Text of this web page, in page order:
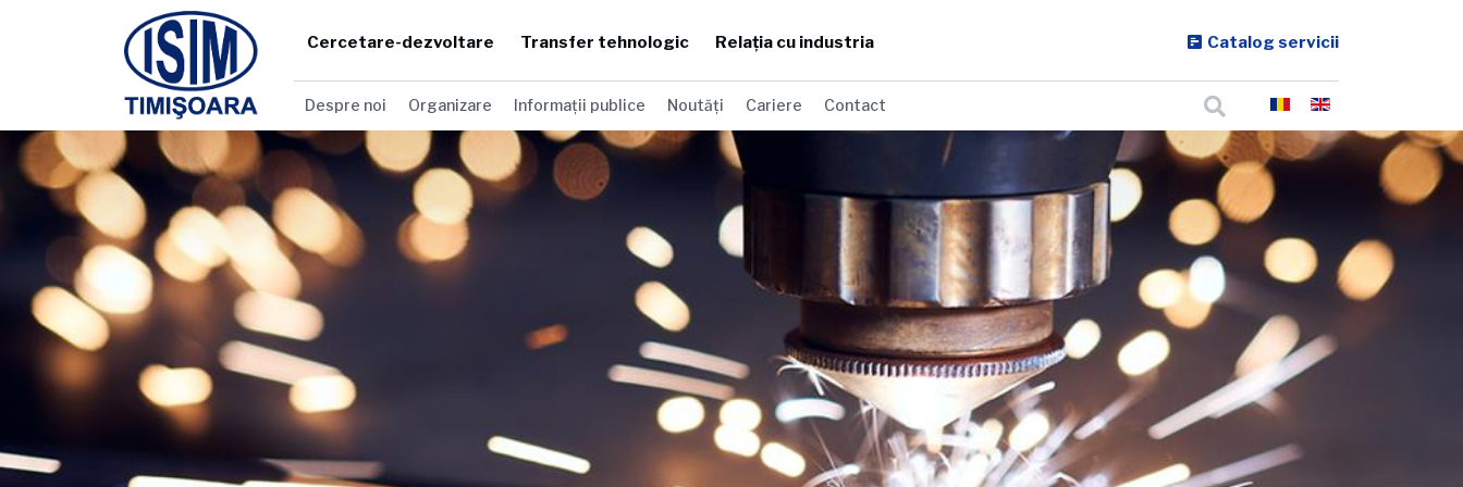
Cercetare-dezvoltare Transfer tehnologic Relația cu industria Catalog servicii
Despre noi Organizare Informații publice Noutăți Cariere Contact Selectați limba dvs